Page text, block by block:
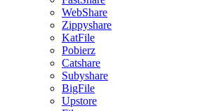
WebShare
Zippyshare
KatFile
Pobierz
Catshare
Subyshare
BigFile
Upstore